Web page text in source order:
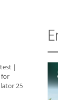
|
for
25